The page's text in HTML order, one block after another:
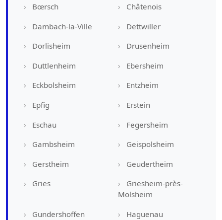
Bœrsch
Châtenois
Dambach-la-Ville
Dettwiller
Dorlisheim
Drusenheim
Duttlenheim
Ebersheim
Eckbolsheim
Entzheim
Epfig
Erstein
Eschau
Fegersheim
Gambsheim
Geispolsheim
Gerstheim
Geudertheim
Gries
Griesheim-près-
Molsheim
Gundershoffen
Haguenau